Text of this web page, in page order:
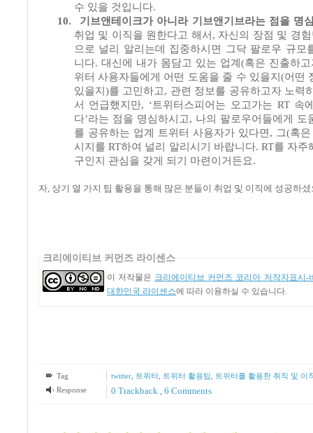
수 있을 것입니다.
10.
기브앤테이크가 아니라 기브앤기브라는 점을 명
취업 및 이직을 원한다고 해서, 자신의 장점 및 경
으로 널리 알리는데 집중하시면 그닥 팔로우 규모
니다. 대신에 내가 몸담고 있는 업계(혹은 진출하
위터 사용자들에게 어떤 도움을 줄 수 있을지(어떤
있을지)를 고민하고, 관련 정보를 공유하고자 노력
서 언급했지만, ‘트위터스피어는 오고가는 RT 속
다’라는 점을 명심하시고, 나의 팔로우어들에게 도
를 공유하는 업계 트위터 사용자가 있다면, 그(혹
시지를 RT하여 널리 알리시기 바랍니다. RT를 자주
구인지 관심을 갖게 되기 마련이거든요.
자 상기 열 가지 팁 활용을 통해 많은 분들이 취업 및 이직에 성공하
크리에이티브 커먼즈 라이센스
이 저작물은 크리에이티브 커먼즈 코리아 저작자표시-
대한민국 라이센스에 따라 이용하실 수 있습니다.
Tag twitter, 트위터 트위터 활용팁
트위터를 활용한 취직 및 이
Response
0 Trackback 6 Comments